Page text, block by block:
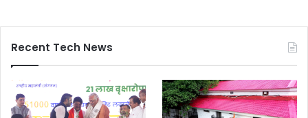
Recent Tech News